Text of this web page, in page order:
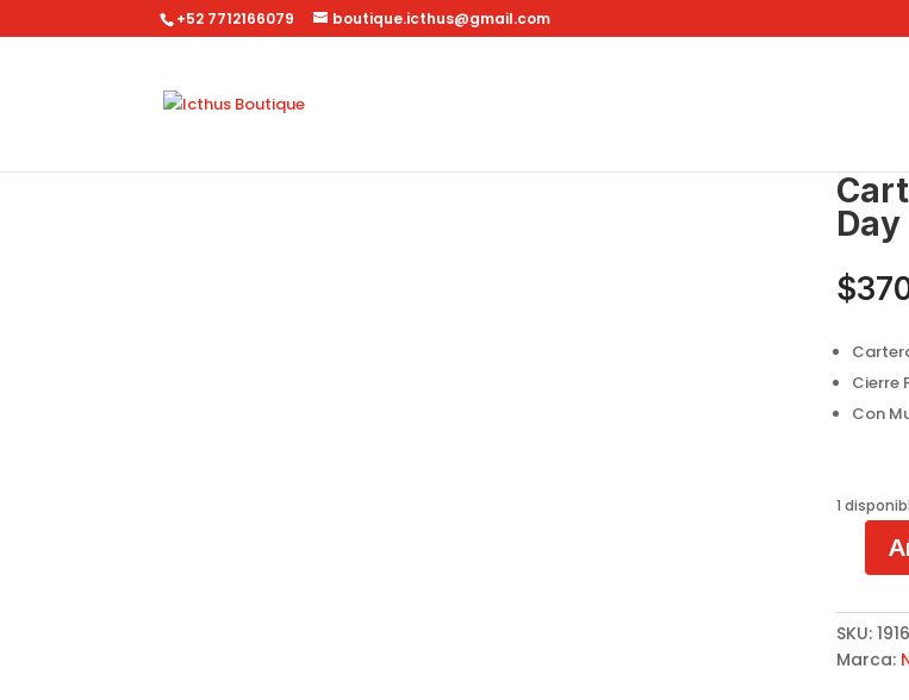
+52 7712166079 boutique.icthus@gmail.com
Day
$
Cierre
Con
1
Cartera
NK21009
Flower
Day
SKU:
Marca: